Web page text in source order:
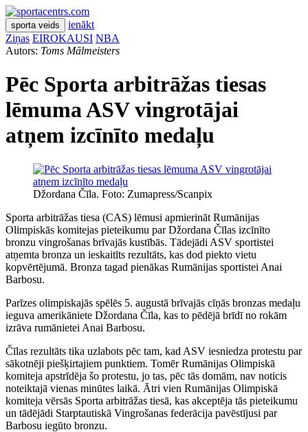
sporta veids
ienākt
Ziņas EIROKAUSI NBA
Autors: Toms Mālmeisters
Pēc Sporta arbitrāžas tiesas
lēmuma ASV vingrotājai
atņem izcīnīto medaļu
Džordana Čīla. Foto: Zumapress/Scanpix
Sporta arbitrāžas tiesa (CAS) lēmusi apmierināt Rumānijas
Olimpiskās komitejas pieteikumu par Džordana Čīlas izcīnīto
bronzu vingrošanas brīvajās kustībās. Tādejādi ASV sportistei
atņemta bronza un ieskaitīts rezultāts, kas dod piekto vietu
kopvērtējumā. Bronza tagad pienākas Rumānijas sportistei Anai
Barbosu.
Parīzes olimpiskajās spēlēs 5. augustā brīvajās cīņās bronzas medaļu
ieguva amerikāniete Džordana Čīla, kas to pēdējā brīdī no rokām
izrāva rumānietei Anai Barbosu.
Čīlas rezultāts tika uzlabots pēc tam, kad ASV iesniedza protestu par
sākotnēji piešķirtajiem punktiem. Tomēr Rumānijas Olimpiskā
komiteja apstrīdēja šo protestu, jo tas, pēc tās domām, nav noticis
noteiktajā vienas minūtes laikā. Ātri vien Rumānijas Olimpiskā
komiteja vērsās Sporta arbitrāžas tiesā, kas akceptēja tās pieteikumu
un tādējādi Starptautiskā Vingrošanas federācija pavēstījusi par
Barbosu iegūto bronzu.